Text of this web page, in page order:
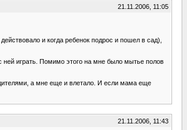
21.11.2006, 11:05
и когда ребенок подрос и пошел в сад),
играть. Помимо этого на мне было мытье полов
а мне еще и влетало. И если мама еще
21.11.2006, 11:43